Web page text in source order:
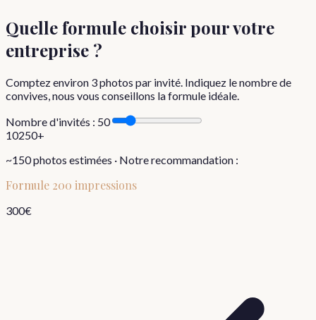
Quelle formule choisirpour votre
entreprise ?
Comptez environ 3photos par invité. Indiquez le nombre de
convives, nous vous conseillons la formule idéale.
Nombre d'invités : 50
10250+
~150photos estimées · Notre recommandation :
Formule 200 impressions
300€